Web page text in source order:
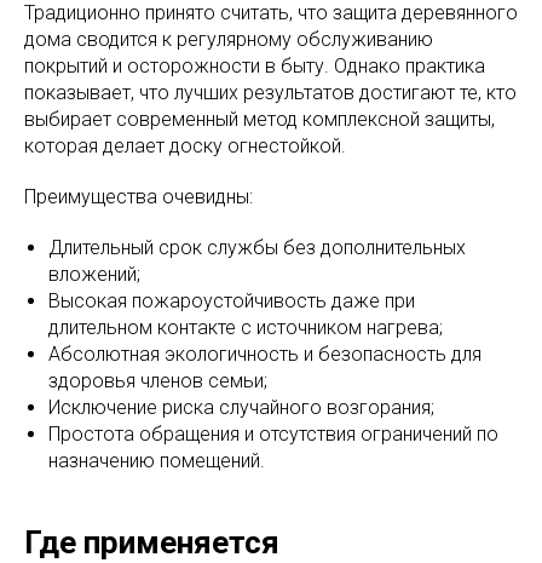
Традиционно принято считать, что защита деревянного
дома сводится к регулярному обслуживанию
покрытий и осторожности в быту. Однако практика
показывает, что лучших результатов достигают те, кто
выбирает современный метод комплексной защиты,
которая делает доску огнестойкой.
Преимущества очевидны:
Длительный срок службы без дополнительных
вложений;
Высокая пожароустойчивость даже при
длительном контакте с источником нагрева;
Абсолютная экологичность и безопасность для
здоровья членов семьи;
Исключение риска случайного возгорания;
Простота обращения и отсутствия ограничений по
назначению помещений.
Где применяется